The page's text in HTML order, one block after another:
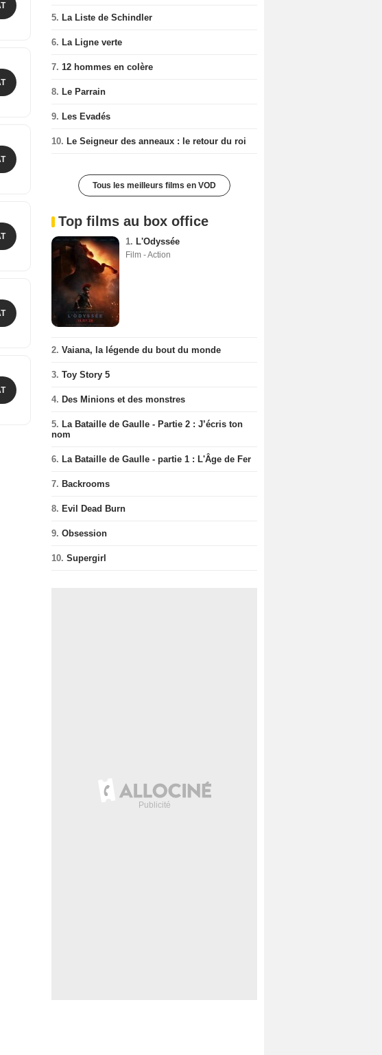
5. La Liste de Schindler
6. La Ligne verte
7. 12 hommes en colère
8. Le Parrain
9. Les Evadés
10. Le Seigneur des anneaux : le retour du roi
Tous les meilleurs films en VOD
Top films au box office
1. L'Odyssée
Film - Action
2. Vaiana, la légende du bout du monde
3. Toy Story 5
4. Des Minions et des monstres
5. La Bataille de Gaulle - Partie 2 : J’écris ton
nom
6. La Bataille de Gaulle - partie 1 : L'Âge de Fer
7. Backrooms
8. Evil Dead Burn
9. Obsession
10. Supergirl